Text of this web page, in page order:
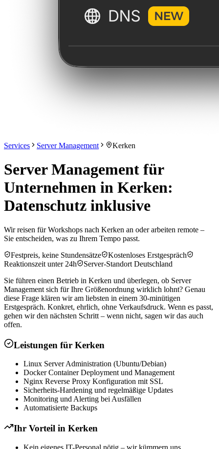
Services Server Management Kerken
Server Management für
Unternehmen in Kerken:
Datenschutz inklusive
Wir reisen für Workshops nach Kerken an oder arbeiten remote –
Sie entscheiden, was zu Ihrem Tempo passt.
Festpreis, keine Stundensätze
Kostenloses Erstgespräch
Reaktionszeit unter 24h
Server-Standort Deutschland
Sie führen einen Betrieb in Kerken und überlegen, ob Server
Management sich für Ihre Größenordnung wirklich lohnt? Genau
diese Frage klären wir am liebsten in einem 30-minütigen
Erstgespräch. Konkret, ehrlich, ohne Verkaufsdruck. Wenn es passt,
gehen wir den nächsten Schritt – wenn nicht, sagen wir das auch
offen.
Leistungen für Kerken
Linux Server Administration (Ubuntu/Debian)
Docker Container Deployment und Management
Nginx Reverse Proxy Konfiguration mit SSL
Sicherheits-Hardening und regelmäßige Updates
Monitoring und Alerting bei Ausfällen
Automatisierte Backups
Ihr Vorteil in Kerken
Kein eigenes IT-Personal nötig – wir kümmern uns